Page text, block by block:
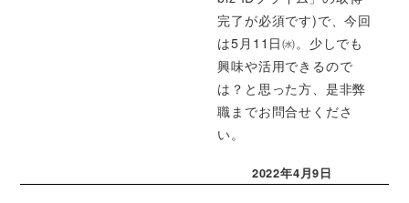
完了が必須です)で、今回
は5月11日㈬。少しでも
興味や活用できるので
は？と思った方、是非弊
職までお問合せくださ
い。
投稿日
2022年4月9日